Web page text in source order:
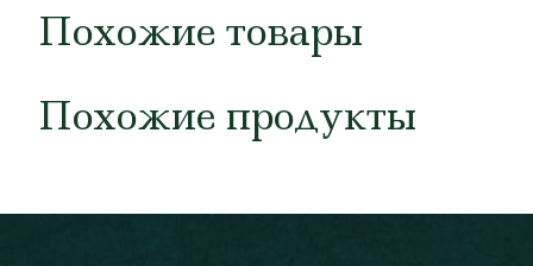
Похожие товары
Похожие продукты